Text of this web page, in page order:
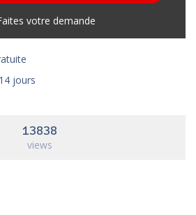
votre demande
jours
13838
views